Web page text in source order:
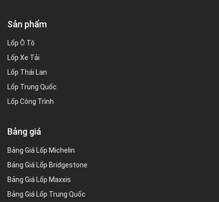
Sản phẩm
Lốp Ô Tô
Lốp Xe Tải
Lốp Thái Lan
Lốp Trung Quốc
Lốp Công Trình
Bảng giá
Bảng Giá Lốp Michelin
Bảng Giá Lốp Bridgestone
Bảng Giá Lốp Maxxis
Bảng Giá Lốp Trung Quốc